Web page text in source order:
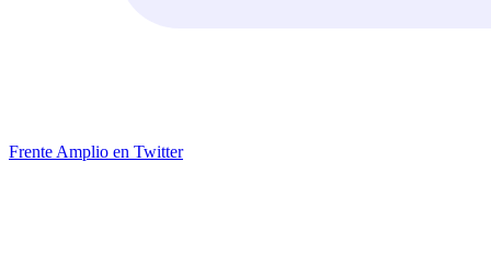
Frente Amplio en Twitter